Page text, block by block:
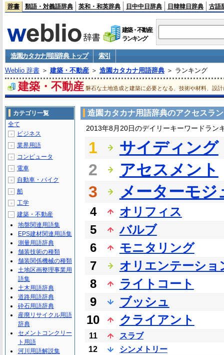
辞書 類語・対義語辞典 英和・和英辞典 日中中日辞典 日韓韓日辞典 古語
建築・不動産
ランキング
造園カタカナ用語辞典 トップ
索引
Weblio 辞書＞ 建築・不動産＞ 造園カタカナ用語辞典＞ ランキング
建築・不動産 磐石な土地造成と建築に必要となる、技術や材料、設
造園カタカナ用語辞典のアクセスラ
2013年8月20日のデイリーキーワードラン
1
サイディング
2
アセスメント
3
メーターモジ
4
オリフィス
5
バルブ
6
モニタリング
7
オリエンテーショ
8
ライトコート
9
ブッシュ
10
クライアント
11
スラブ
12
シンメトリー
カテゴリ一覧
全て
＋ ビジネス
＋ 業界用語
＋ コンピュータ
＋ 電車
＋ 自動車・バイク
＋ 船
＋ 工学
－
建築・不動産
地盤関連用語集
EPS建材関連用語集
測量用語辞典
舗装技術の種類
舗装関係機械の種類
土地区画整理事業用
語集
土木用語辞典
道路用語辞典
砕石用語辞典
産廃リサイクル用語
辞典
セメントコンクリー
ト用語
河川用語解説集